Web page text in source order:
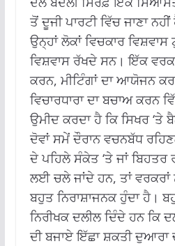
ਤੋਂ ਦੂਜੀ ਪਾਰਟੀ ਵਿੱਚ ਜਾਣਾ ਨਹੀਂ
ਉਨ੍ਹਾਂ ਲੋਕਾਂ ਵਿਚਕਾਰ
ਵਿਸ਼ਵਾਸ ਰੱਖਦੇ ਸਨ। ਇੱਕ
ਕਰਨ, ਮੀਟਿੰਗਾਂ ਦਾ ਆਯੋਜਨ
ਵਿਚਾਰਧਾਰਾ ਦਾ ਬਚਾਅ ਕਰਨ
ਉਮੀਦ ਕਰਦਾ ਹੈ ਕਿ ਸਿਖਰ
ਦੋਵਾਂ ਸਮੇਂ ਦੌਰਾਨ ਵਚਨਬੱਧ
ਦੇ ਪਹਿਲੇ ਸੰਕੇਤ ‘ਤੇ ਜਾਂ ਬਿਹਤਰ
ਲਈ ਚਲੇ ਜਾਂਦੇ ਹਨ, ਤਾਂ
ਬਹੁਤ ਨਿਰਾਸ਼ਾਜਨਕ ਹੁੰਦਾ ਹੈ।
ਨਿਰੀਖਕ ਦਲੀਲ ਦਿੰਦੇ ਹਨ ਕਿ
ਦੀ ਬਜਾਏ ਇੱਛਾ ਸ਼ਕਤੀ ਦੁਆਰਾ